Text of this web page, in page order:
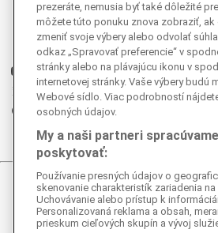
Facebook
Instagram
Ganjing
Youtube
Twitter
Telegram
RSS
© 2026 Epoch Times
Všetky práva vyhradené. Publikovanie
prezeráte, nemusia byť také dôležité
môžete túto ponuku znova zobraziť,
zmeniť svoje výbery alebo odvolať
odkaz „Spravovať preferencie“ v
stránky alebo na plávajúcu ikonu v
internetovej stránky. Vaše výbery budú
Webové sídlo. Viac podrobností
osobných údajov.
My a naši partneri
poskytovať:
Používanie presných údajov o
skenovanie charakteristík zariadenia
Uchovávanie alebo prístup k
Personalizovaná reklama a obsah,
prieskum cieľových skupín a vývoj